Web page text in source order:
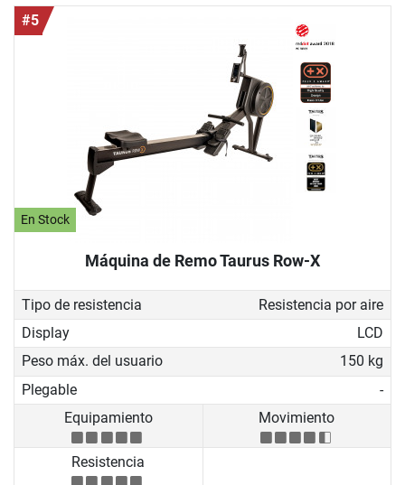
#5
En Stock
Máquina de Remo Taurus Row-X
Tipo de resistencia
Resistencia por aire
Display
LCD
Peso máx. del usuario
150 kg
Plegable
-
Equipamiento
Movimiento
Resistencia